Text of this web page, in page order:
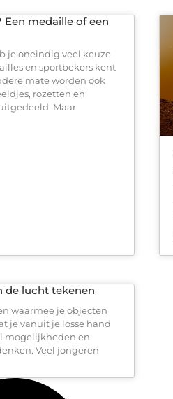
Een medaille of een
je oneindig veel keuze
en sportbekers kent
mate worden ook
rozetten en
Maar
de lucht tekenen
waarmee je objecten
je vanuit je losse hand
mogelijkheden en
Veel jongeren